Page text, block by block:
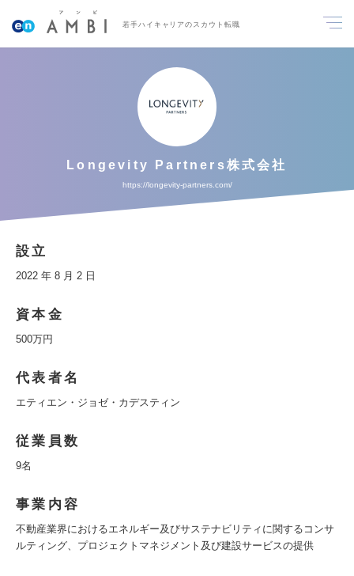
若手ハイキャリアのスカウト転職
Longevity Partners株式会社
https://longevity-partners.com/
設立
2022 年 8 月 2 日
資本金
500万円
代表者名
エティエン・ジョゼ・カデスティン
従業員数
9名
事業内容
不動産業界におけるエネルギー及びサステナビリティに関するコンサ
ルティング、プロジェクトマネジメント及び建設サービスの提供